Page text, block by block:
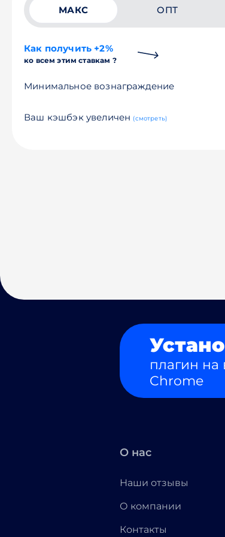
МАКС ОПТ
Как получить +2%
ко всем этим ставкам ?
Минимальное вознаграждение
Ваш кэшбэк увеличен (смотреть)
плагин на
Chrome
О нас
Наши отзывы
О компании
Контакты